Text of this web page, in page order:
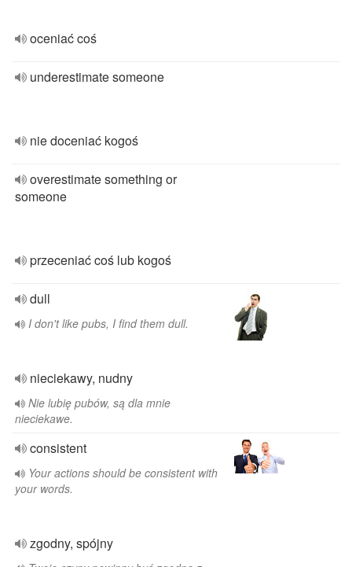
oceniać coś
underestimate someone
nie doceniać kogoś
overestimate something or
someone
przeceniać coś lub kogoś
dull
I don't like pubs, I find them dull.
nieciekawy, nudny
Nie lubię pubów, są dla mnie
nieciekawe.
consistent
Your actions should be consistent with
your words.
zgodny, spójny